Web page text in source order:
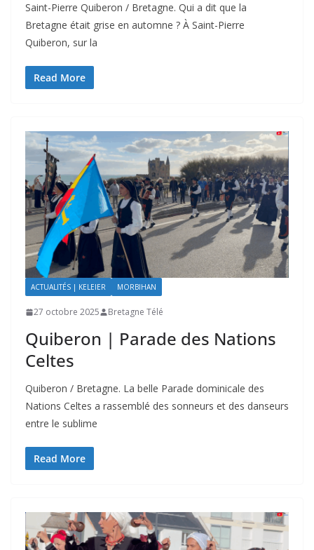
Saint-Pierre Quiberon / Bretagne. Qui a dit que la
Bretagne était grise en automne ? À Saint-Pierre
Quiberon, sur la
Read More
ACTUALITÉS | KELEIER MORBIHAN
27 octobre 2025 Bretagne Télé
Quiberon | Parade des Nations
Celtes
Quiberon / Bretagne. La belle Parade dominicale des
Nations Celtes a rassemblé des sonneurs et des danseurs
entre le sublime
Read More